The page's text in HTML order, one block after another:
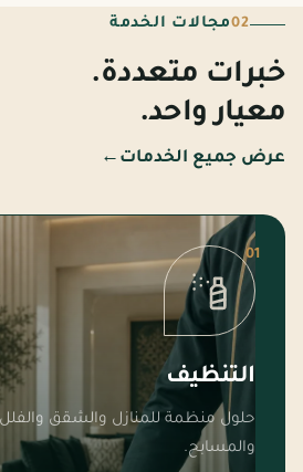
02مجالات الخدمة
خبرات متعددة.
معيار واحد.
عرض جميع الخدمات ←
01
التنظيف
حلول منظمة للمنازل والشقق
والمسابح.